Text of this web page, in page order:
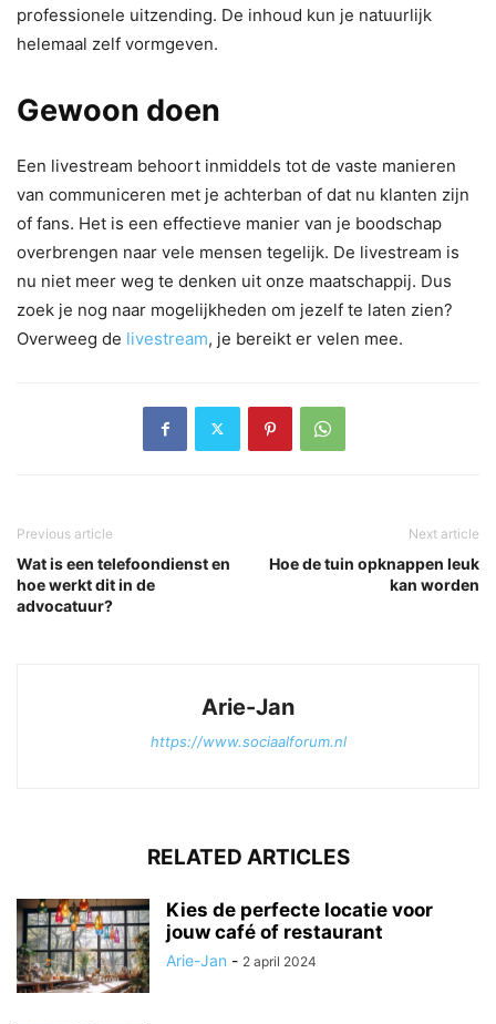
professionele uitzending. De inhoud kun je natuurlijk
helemaal zelf vormgeven.
Gewoon doen
Een livestream behoort inmiddels tot de vaste manieren
van communiceren met je achterban of dat nu klanten zijn
of fans. Het is een effectieve manier van je boodschap
overbrengen naar vele mensen tegelijk. De livestream is
nu niet meer weg te denken uit onze maatschappij. Dus
zoek je nog naar mogelijkheden om jezelf te laten zien?
Overweeg de livestream, je bereikt er velen mee.
Previous article
Wat is een telefoondienst en
hoe werkt dit in de
advocatuur?
Next article
Hoe de tuin opknappen leuk
kan worden
Arie-Jan
https://www.sociaalforum.nl
RELATED ARTICLES
Kies de perfecte locatie voor
jouw café of restaurant
Arie-Jan - 2 april 2024